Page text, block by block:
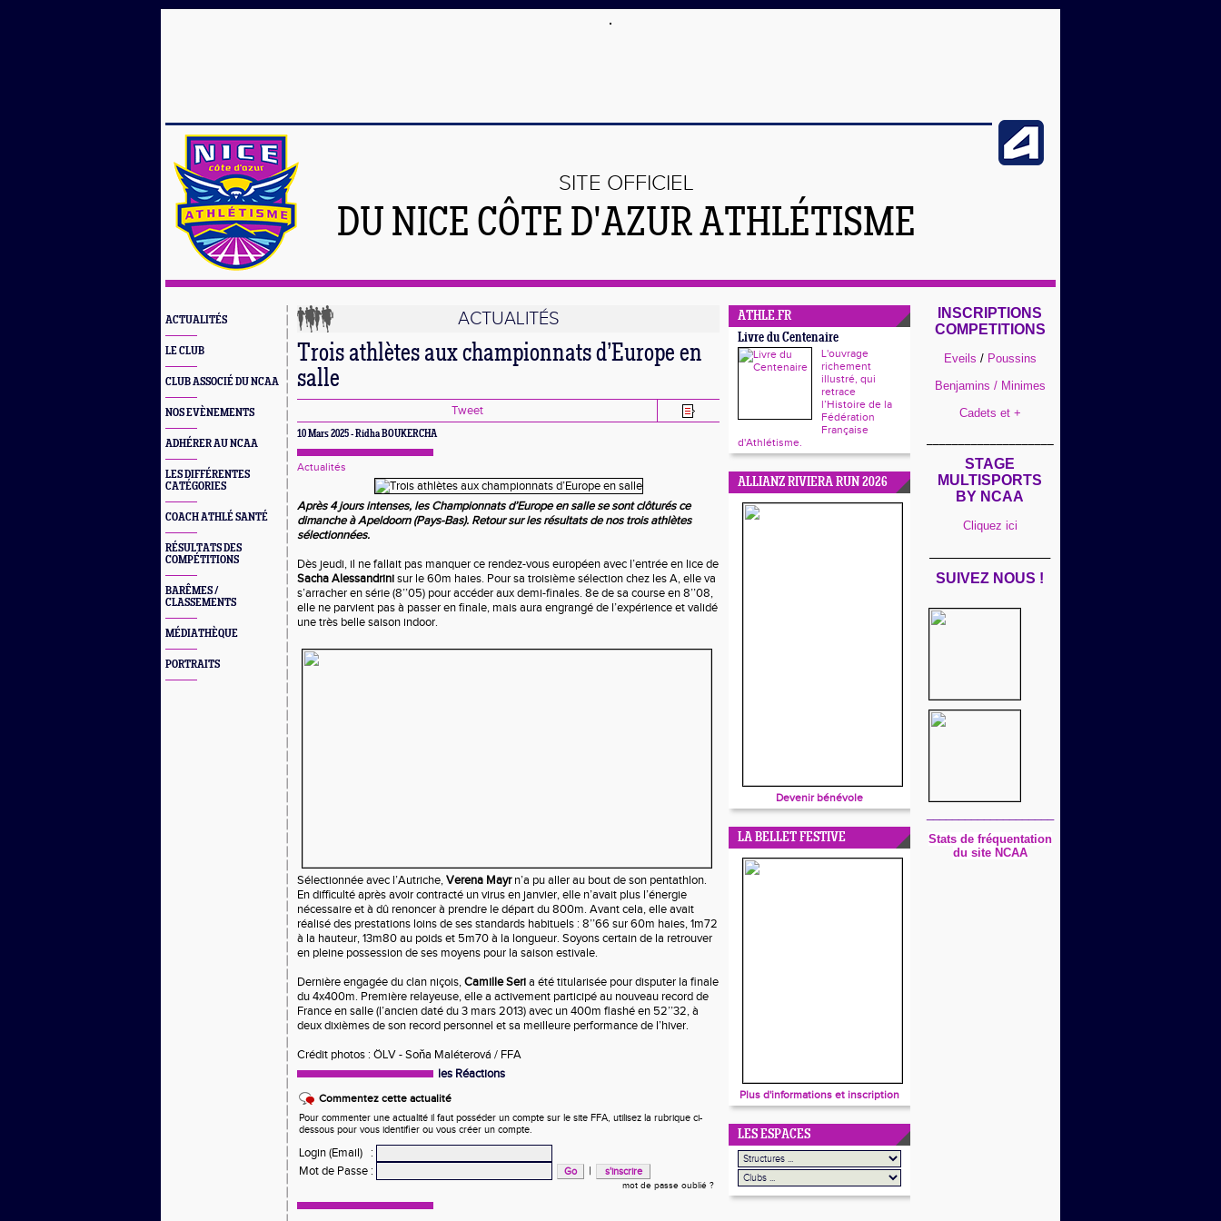
SITE OFFICIEL
DU NICE CÔTE D'AZUR ATHLÉTISME
ACTUALITÉS
LE CLUB
CLUB ASSOCIÉ DU NCAA
NOS EVÈNEMENTS
ADHÉRER AU NCAA
LES DIFFÉRENTES
CATÉGORIES
COACH ATHLÉ SANTÉ
RÉSULTATS DES
COMPÉTITIONS
BARÊMES /
CLASSEMENTS
MÉDIATHÈQUE
PORTRAITS
ACTUALITÉS
Trois athlètes aux championnats d’Europe en
salle
Tweet
10 Mars 2025 - Ridha BOUKERCHA
Actualités
Après 4 jours intenses, les Championnats d’Europe en salle se sont clôturés ce
dimanche à Apeldoorn (Pays-Bas). Retour sur les résultats de nos trois athlètes
sélectionnées.
Dès jeudi, il ne fallait pas manquer ce rendez-vous européen avec l’entrée en lice de
Sacha Alessandrinisur le 60m haies. Pour sa troisième sélection chez les A, elle va
s’arracher en série (8’’05) pour accéder aux demi-finales. 8e de sa course en 8’’08,
elle ne parvient pas à passer en finale, mais aura engrangé de l’expérience et validé
une très belle saison indoor.
Sélectionnée avec l’Autriche,Verena Mayrn’a pu aller au bout de son pentathlon.
En difficulté après avoir contracté un virus en janvier, elle n’avait plus l’énergie
nécessaire et à dû renoncer à prendre le départ du 800m. Avant cela, elle avait
réalisé des prestations loins de ses standards habituels : 8’’66 sur 60m haies, 1m72
à la hauteur, 13m80 au poids et 5m70 à la longueur. Soyons certain de la retrouver
en pleine possession de ses moyens pour la saison estivale.
Dernière engagée du clan niçois,Camille Seria été titularisée pour disputer la finale
du 4x400m. Première relayeuse, elle a activement participé au nouveau record de
France en salle (l’ancien daté du 3 mars 2013) avec un 400m flashé en 52’’32, à
deux dixièmes de son record personnel et sa meilleure performance de l’hiver.
Crédit photos : ÖLV - Soňa Maléterová / FFA
les Réactions
Commentez cette actualité
Pour commenter une actualité il faut posséder un compte sur le site FFA, utilisez la rubrique ci-
dessous pour vous identifier ou vous créer un compte.
Login (Email)
:
Mot de Passe : |
mot de passe oublié ?
ATHLE.FR
Livre du Centenaire
L'ouvrage
richement
illustré, qui
retrace
l’Histoire de la
Fédération
Française
d'Athlétisme.
ALLIANZ RIVIERA RUN 2026
Devenir bénévole
LA BELLET FESTIVE
Plus d'informations et inscription
LES ESPACES
INSCRIPTIONS
COMPETITIONS
Eveils / Poussins
Benjamins / Minimes
Cadets et +
STAGE
MULTISPORTS
BY NCAA
Cliquez ici
SUIVEZ NOUS !
Stats de fréquentation
du site NCAA